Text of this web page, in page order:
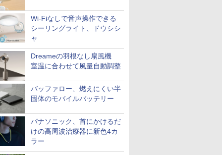
Wi-Fiなしで音声操作できる
シーリングライト、ドウシシ
ャ
Dreameの羽根なし扇風機
室温に合わせて風量自動調整
バッファロー、燃えにくい半
固体のモバイルバッテリー
パナソニック、首にかけるだ
けの高周波治療器に新色4カ
ラー